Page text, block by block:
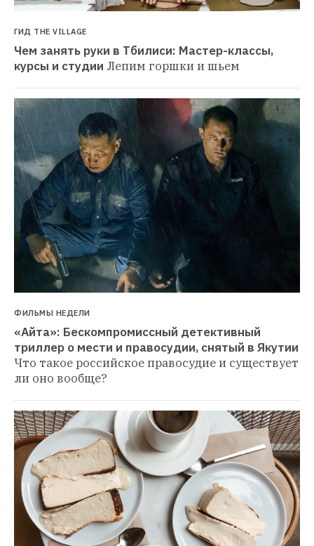
ГИД THE VILLAGE
Чем занять руки в Тбилиси: Мастер-классы,
курсы и студии Лепим горшки и шьем
ФИЛЬМЫ НЕДЕЛИ
«Айта»: Бескомпромиссный детективный
триллер о мести и правосудии, снятый в Якутии
Что такое российское правосудие и существует
ли оно вообще?